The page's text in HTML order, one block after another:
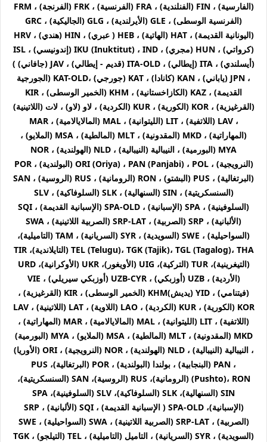
(الفارسية) ، FIN (الفنلندية) ، FRA (الفرنسية) ، FRK (الفرنجة) ، FRM
(الفرنسية الوسطى) ، GLE (الأيرلندية) ، GLG (الجاليكية) ، GRC
(اليونانية القديمة) ، HAT (الهاتية) ، HEB ( عبري) ، HIN (هندي) ، HRV
(كرواتي) ، HUN (مجري) ، IKU (Inuktitut) ، IND (إندونيسي) ، ISL
(أيسلندي) ، ITA (إيطالي) ، ITA-OLD (قديم - إيطالي) ، JAV (جافاني) )
، JPN (ياباني) ، KAN (كانادا) ، KAT (جورجي) ،KAT-OLD (الجورجية
القديمة) ، KAZ (الكازاخستانية) ، KHM (الخمير الوسطى) ، KIR
(القرغيزية) ، KOR (الكورية) ، KUR (الكردية) ، لاو (لاو) ، لات (اللاتينية)
، LAV (اللاتفية) ، LIT (الليتوانية) ، MAL (المالايالامية) ، MAR
(المهاراتية) ، MKD (المقدونية) ، MLT (المالطية) ، MSA (الملايو) ،
MYA (البورمية) ، النيبالية (النيبالية) ، NLD (الهولندية) ، NOR
(النرويجية) ، ORI (Oriya) ، PAN (Panjabi) ، POL (البولندية) ، POR
(البرتغالية) ، PUS (البشتو) ، RON (الرومانية) ، RUS (الروسية) ، SAN
(السنسكريتية) ، SIN (السنهالية) ، SLK (السلوفاكية) ، SLV
(السلوفينية) ، SPA (الإسبانية) ، SPA-OLD (الإسبانية القديمة) ، SQI
(الألبانية) ، SRP (الصربية) ، SRP-LAT (الصربية اللاتينية) ، SWA
(السواحيلية) ، SWE (السويدية) ، SYR (السريانية) ، TAM (التاميلية)،
TEL (Telugu)، TGK (Tajik)، TGL (Tagalog)، THA (التايلاندية)، TIR
(التيغرينية)، TUR (التركية)، UIG (الأويغور)، UKR (الأوكرانية)، URD
(الأردية) ، UZB (أوزبكي) ، UZB-CYR (أوزبكي سيريلي) ، VIE
(فيتنامي) ، YID (يديش)KHM (الخمير الوسطى) ، KIR (القرغيزية) ،
KOR (الكورية) ، KUR (الكردية) ، LAO (اللاوية) ، LAT (اللاتينية) ، LAV
(اللاتفية) ، LIT (الليتوانية) ، MAL (المالايالامية) ، MAR (المهاراتية) ،
MKD (المقدونية) ، MLT (المالطية) ، MSA (الملايو) ، MYA (البورمية)
، النيبالية (النيبالية) ، NLD (الهولندية) ، NOR (النرويجية) ، ORI (الأوريا)
، PAN (البنجابية) ، بولندا (البولندية) ، POR (البرتغالية)، PUS
(Pushto)، RON (الرومانية)، RUS (الروسية)، SAN (السنسكريتية)،
SIN (السنهالية)، SLK (السلوفاكية)، SLV (السلوفينية)، SPA
(الإسبانية)، SPA-OLD ( الإسبانية القديمة) ، SQI (الألبانية) ، SRP
(الصربية) ، SRP-LAT (الصربية اللاتينية) ، SWA (السواحيلية) ، SWE
(السويدية) ، SYR (السريانية) ، التاميل (التاميلية) ، TEL (التيلجو) ، TGK